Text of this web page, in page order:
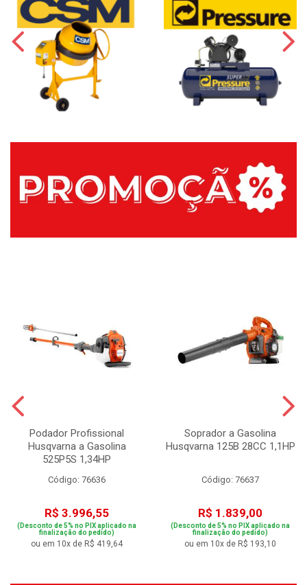
Podador Profissional
Husqvarna a Gasolina
525P5S 1,34HP
Código: 76636
R$ 3.996,55
(Desconto de 5% no PIX aplicado na
finalização do pedido)
ou em 10x de R$ 419,64
Soprador a Gasolina
Husqvarna 125B 28CC 1,1HP
Código: 76637
R$ 1.839,00
(Desconto de 5% no PIX aplicado na
finalização do pedido)
ou em 10x de R$ 193,10